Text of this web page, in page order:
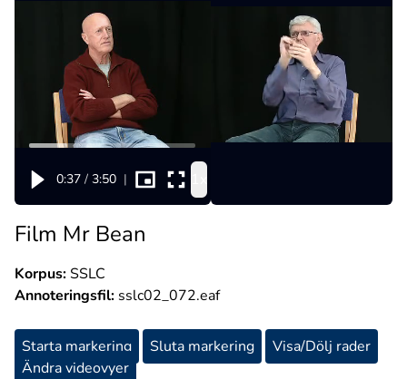
0:37 / 3:50 |
Film Mr Bean
Korpus:SSLC
Annoteringsfil: sslc02_072.eaf
Starta markering Sluta markering
Visa/Dölj rader
Ändra videovyer